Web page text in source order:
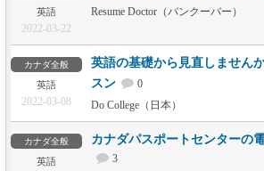
英語
2022-03-22
Resume Doctor（バンクーバー）
カナダ全般
英語
2022-03-08
英語の基礎から見直しません
スン
0
Do College（日本）
カナダ全般
英語
カナダパスポートセンターの
3